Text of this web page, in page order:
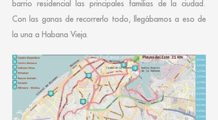
barrio residencial las principales familias de la ciudad.
Con las ganas de recorrerlo todo, llegábamos a eso de
la una a Habana Vieja.